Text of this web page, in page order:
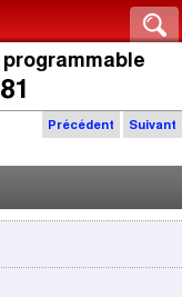
Précédent Suivant